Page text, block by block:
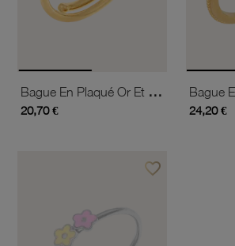
Bague En Plaqué Or Et Laque, Fleur Et Coeurs
20,70 € 24,20 €
favorite_borderAjouter à vos favoris